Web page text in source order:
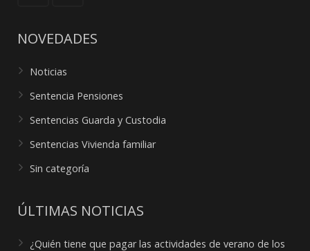
NOVEDADES
Noticias
Sentencia Pensiones
Sentencias Guarda y Custodia
Sentencias Vivienda familiar
Sin categoría
ÚLTIMAS NOTICIAS
¿Quién tiene que pagar las actividades de verano de los